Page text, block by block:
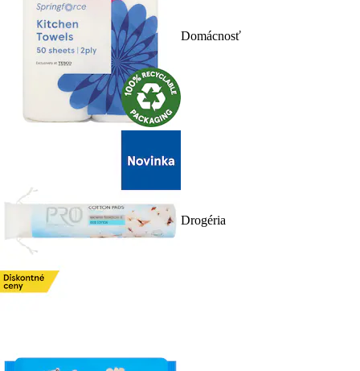
Domácnosť
Drogéria